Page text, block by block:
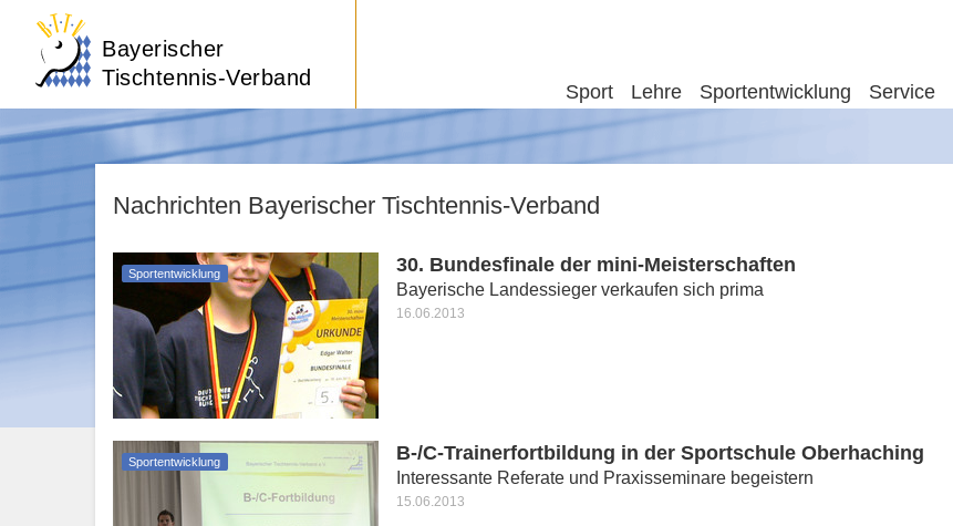
Bayerischer
Tischtennis-Verband
Sport Lehre Sportentwicklung Service
Nachrichten Bayerischer Tischtennis-Verband
Sportentwicklung 30. Bundesfinale der mini-Meisterschaften
Bayerische Landessieger verkaufen sich prima
16.06.2013
Sportentwicklung B-/C-Trainerfortbildung in der Sportschule Oberhaching
Interessante Referate und Praxisseminare begeistern
15.06.2013